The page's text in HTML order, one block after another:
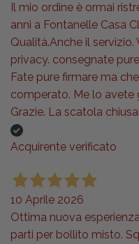
Il mio ordine è ormai
anni a Fontanelle Casa
Qualità.Anche il
privacy. consegnate
Fate pure firmare ma
comperato. Me lo avete
Grazie. La scatola
Acquirente verificato
10 Aprile 2026
Ottima nuova
parti per bollito misto.